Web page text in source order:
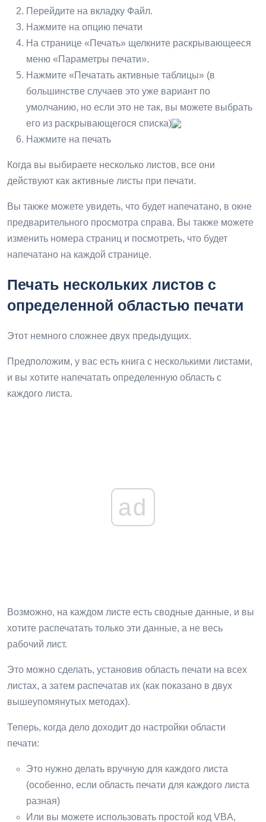
Перейдите на вкладку Файл.
Нажмите на опцию печати
На странице «Печать» щелкните раскрывающееся
меню «Параметры печати».
Нажмите «Печатать активные таблицы» (в
большинстве случаев это уже вариант по
умолчанию, но если это не так, вы можете выбрать
его из раскрывающегося списка)
Нажмите на печать
Когда вы выбираете несколько листов, все они
действуют как активные листы при печати.
Вы также можете увидеть, что будет напечатано, в окне
предварительного просмотра справа. Вы также можете
изменить номера страниц и посмотреть, что будет
напечатано на каждой странице.
Печать нескольких листов с
определенной областью печати
Этот немного сложнее двух предыдущих.
Предположим, у вас есть книга с несколькими листами,
и вы хотите напечатать определенную область с
каждого листа.
ad
Возможно, на каждом листе есть сводные данные, и вы
хотите распечатать только эти данные, а не весь
рабочий лист.
Это можно сделать, установив область печати на всех
листах, а затем распечатав их (как показано в двух
вышеупомянутых методах).
Теперь, когда дело доходит до настройки области
печати:
Это нужно делать вручную для каждого листа
(особенно, если область печати для каждого листа
разная)
Или вы можете использовать простой код VBA,